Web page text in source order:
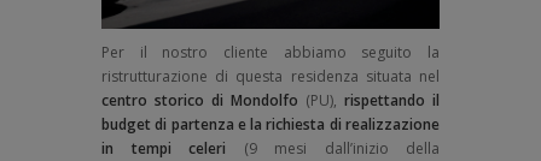
Per il nostro cliente abbiamo seguito la
ristrutturazione di questa residenza situata nel
centro storico di Mondolfo (PU), rispettando il
budget di partenza e la richiesta di realizzazione
in tempi celeri (9 mesi dall’inizio della